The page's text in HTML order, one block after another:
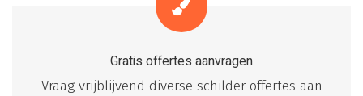
Gratis offertes aanvragen
Vraag vrijblijvend diverse schilder offertes aan